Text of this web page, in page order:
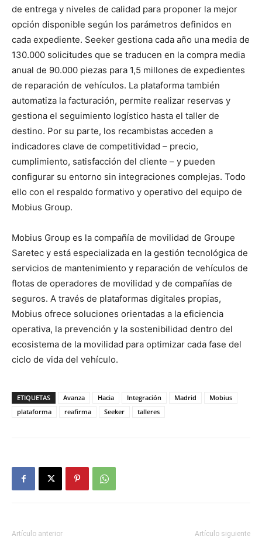
de entrega y niveles de calidad para proponer la mejor
opción disponible según los parámetros definidos en
cada expediente. Seeker gestiona cada año una media de
130.000 solicitudes que se traducen en la compra media
anual de 90.000 piezas para 1,5 millones de expedientes
de reparación de vehículos. La plataforma también
automatiza la facturación, permite realizar reservas y
gestiona el seguimiento logístico hasta el taller de
destino. Por su parte, los recambistas acceden a
indicadores clave de competitividad – precio,
cumplimiento, satisfacción del cliente – y pueden
configurar su entorno sin integraciones complejas. Todo
ello con el respaldo formativo y operativo del equipo de
Mobius Group.
Mobius Group es la compañía de movilidad de Groupe
Saretec y está especializada en la gestión tecnológica de
servicios de mantenimiento y reparación de vehículos de
flotas de operadores de movilidad y de compañías de
seguros. A través de plataformas digitales propias,
Mobius ofrece soluciones orientadas a la eficiencia
operativa, la prevención y la sostenibilidad dentro del
ecosistema de la movilidad para optimizar cada fase del
ciclo de vida del vehículo.
ETIQUETAS Avanza Hacia Integración Madrid
Mobius
plataforma
reafirma Seeker talleres
Artículo anterior Artículo siguiente